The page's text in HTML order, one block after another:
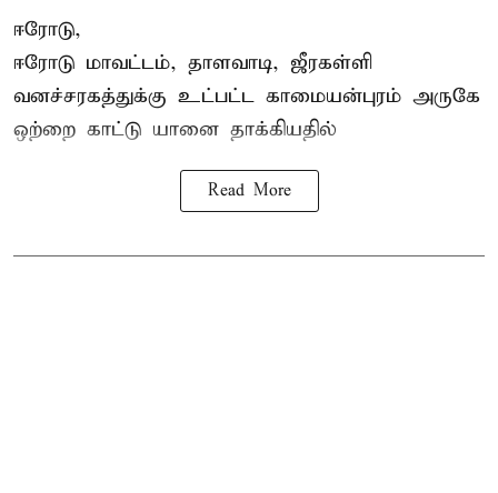
ஈரோடு,
ஈரோடு மாவட்டம், தாளவாடி, ஜீரகள்ளி
வனச்சரகத்துக்கு உட்பட்ட காமையன்புரம் அருகே
ஒற்றை காட்டு யானை தாக்கியதில்
Read More